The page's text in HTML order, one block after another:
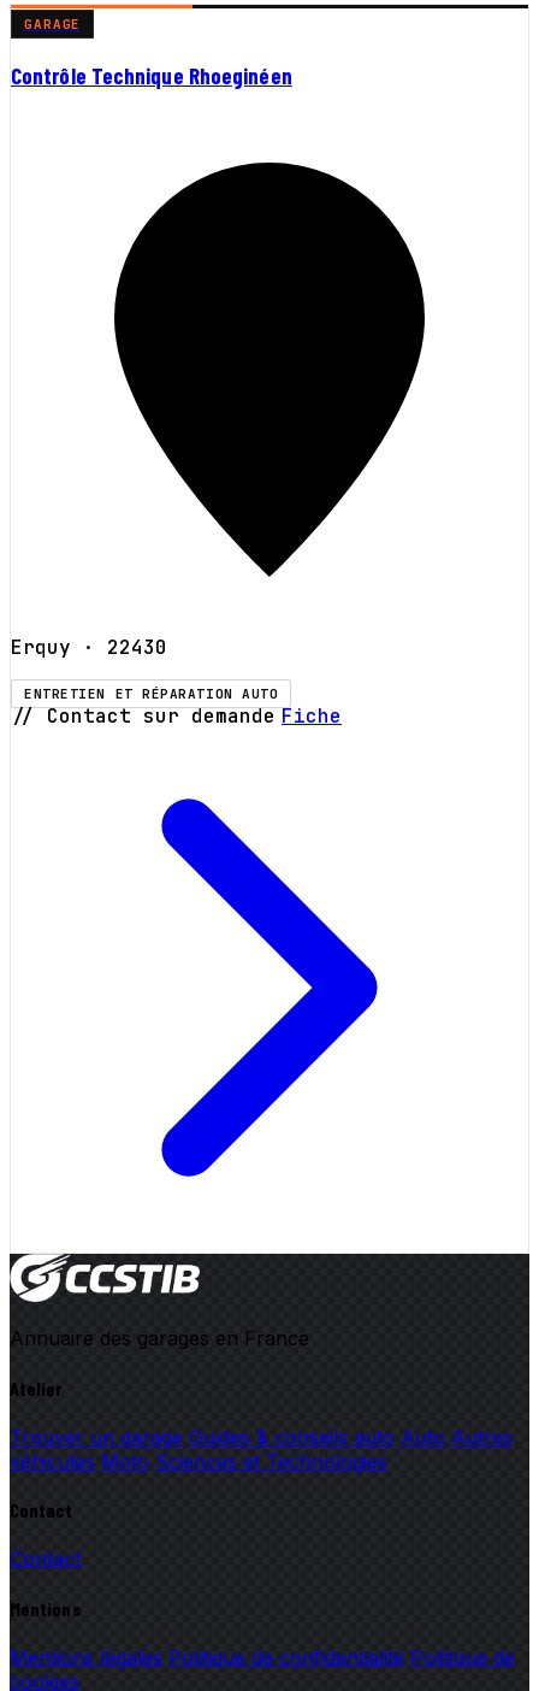
GARAGE
Contrôle Technique Rhoeginéen
Erquy · 22430
ENTRETIEN ET RÉPARATION AUTO
// Contact sur demande Fiche
Annuaire des garages en France
Atelier
Trouver un garage Guides & conseils auto Auto Autres
véhicules Moto Sciences et Technologies
Contact
Contact
Mentions
Mentions légales Politique de confidentialité Politique de
cookies